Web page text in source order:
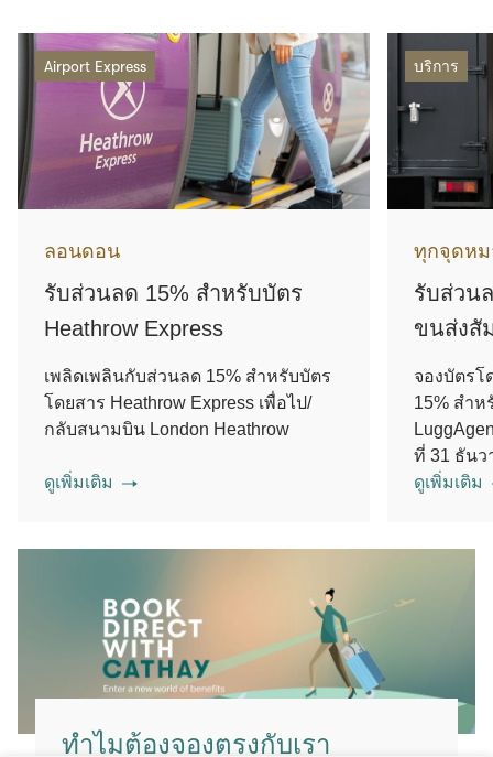
Airport Express
ลอนดอน
รับส่วนลด 15% สำหรับบัตร
Heathrow Express
เพลิดเพลินกับส่วนลด 15% สำหรับบัตร
โดยสาร Heathrow Express เพื่อไป/
กลับสนามบิน London Heathrow
ดูเพิ่มเติม
บริการ
ทุกจุดหม
รับส่วน
ขนส่งสั
จองบัตรโ
15% สำห
ที่ 31 ธันว
ดูเพิ่มเติม
ทำไมต้องจองตรงกับเรา